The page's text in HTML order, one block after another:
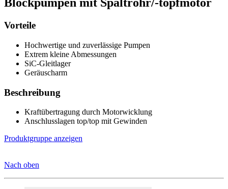
Blockpumpen mit Spaltrohr/-topfmotor
Vorteile
Hochwertige und zuverlässige Pumpen
Extrem kleine Abmessungen
SiC-Gleitlager
Geräuscharm
Beschreibung
Kraftübertragung durch Motorwicklung
Anschlusslagen top/top mit Gewinden
Produktgruppe anzeigen
Nach oben